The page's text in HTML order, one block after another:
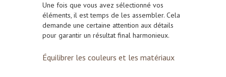
Une fois que vous avez sélectionné vos
éléments, il est temps de les assembler. Cela
demande une certaine attention aux détails
pour garantir un résultat final harmonieux.
Équilibrer les couleurs et les matériaux